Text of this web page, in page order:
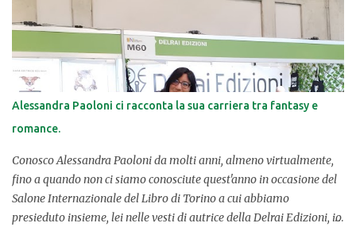
conoscere al meglio la vita di una protagonista dalla doppia
identità e da un passato più che turbolento. UNA PROTAGONISTA
DALLA DOPPIA IDENTIT À. L'opera è strutturata molto bene; a fasi
alterne racconta il presente e il passato di Elle, che ora si fa
chiamare Nell, una ragazza con un passato da nascondere e una
vita da ricominciare. Ci sono poi i quaderni, le dichiarazioni di chi
la vuole far fuori per chissà quali motivi. Da dove arriva la...
Alessandra Paoloni ci racconta la sua carriera tra fantasy e
romance.
Conosco Alessandra Paoloni da molti anni, almeno virtualmente,
fino a quando non ci siamo conosciute quest'anno in occasione del
Salone Internazionale del Libro di Torino a cui abbiamo
presieduto insieme, lei nelle vesti di autrice della Delrai Edizioni, io